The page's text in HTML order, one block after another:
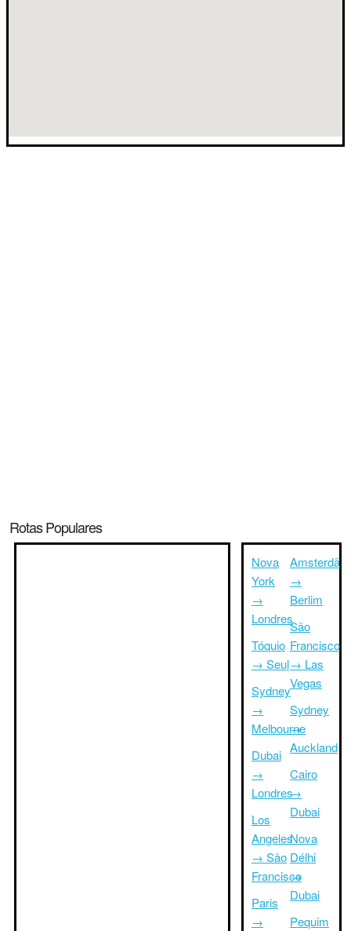
Rotas Populares
Nova
York
→
Londres
Tóquio
→ Seul
Sydney
→
Melbourne
Dubai
→
Londres
Los
Angeles
→ São
Francisco
Paris
→
Amsterdã
→
Berlim
São
Francisco
→ Las
Vegas
Sydney
→
Auckland
Cairo
→
Dubai
Nova
Délhi
→
Dubai
Pequim